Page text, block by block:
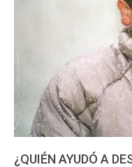
¿QUIÉN AYUDÓ A